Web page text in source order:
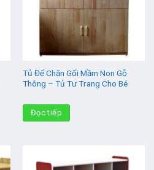
Tủ Để Chăn Gối Mầm Non Gỗ
Thông – Tủ Tư Trang Cho Bé
Đọc tiếp